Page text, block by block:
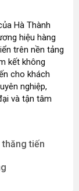
Hà Thành
hiệu hàng
trên nền tảng
kết không
cho khách
nghiệp,
và tận tâm
thăng tiến